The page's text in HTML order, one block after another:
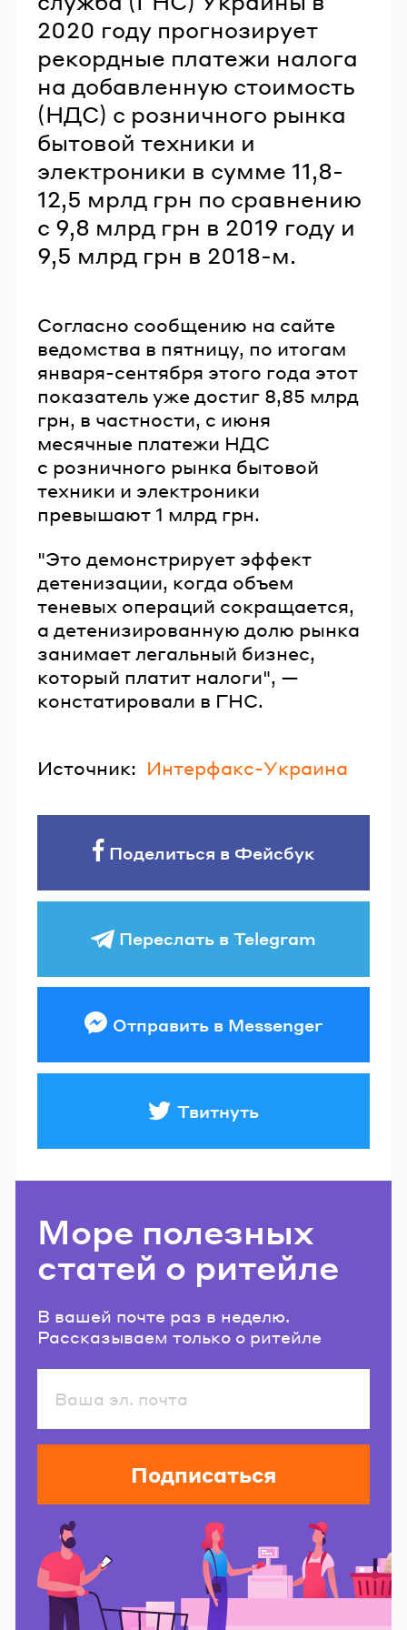
2020 году прогнозирует
рекордные платежи налога
на добавленную стоимость
(НДС) с розничного рынка
бытовой техники и
электроники в сумме 11,8-
12,5 мрлд грн по сравнению
с 9,8 млрд грн в 2019 году и
9,5 млрд грн в 2018-м.
Согласно сообщению на сайте
ведомства в пятницу, по итогам
января-сентября этого года этот
показатель уже достиг 8,85 млрд
грн, в частности, с июня
месячные платежи НДС
с розничного рынка бытовой
техники и электроники
превышают 1 млрд грн.
"Это демонстрирует эффект
детенизации, когда объем
теневых операций сокращается,
а детенизированную долю рынка
занимает легальный бизнес,
который платит налоги", —
констатировали в ГНС.
Источник: Интерфакс-Украина
Поделиться в Фейсбук
Переслать в Telegram
Отправить в Messenger
Твитнуть
Море полезных
статей о ритейле
В вашей почте раз в неделю.
Рассказываем только о ритейле
Подписаться